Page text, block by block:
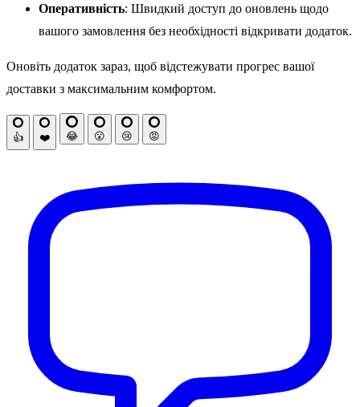
Оперативність: Швидкий доступ до оновлень щодо
вашого замовлення без необхідності відкривати додаток.
Оновіть додаток зараз, щоб відстежувати прогрес вашої
доставки з максимальним комфортом.
👍 ❤️ 😂 😮 😢 😡